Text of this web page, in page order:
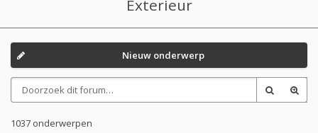
Exterieur
Nieuw onderwerp
1037 onderwerpen